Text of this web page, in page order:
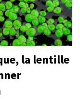
la lentille